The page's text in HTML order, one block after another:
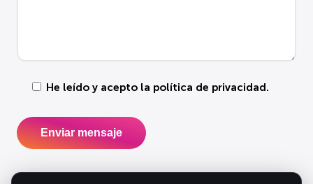
He leído y acepto la política de privacidad.